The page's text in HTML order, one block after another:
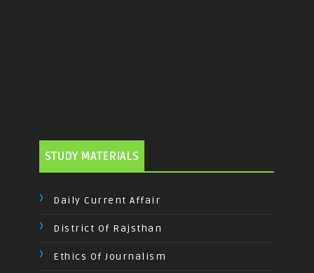
STUDY MATERIALS
Daily Current Affair
District Of Rajsthan
Ethics Of Journalism